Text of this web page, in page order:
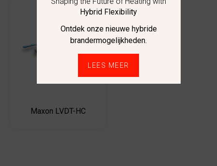
Maxon LVDT-HC
Hybrid Flexibility
Ontdek onze nieuwe hybride
brandermogelijkheden.
LEES MEER